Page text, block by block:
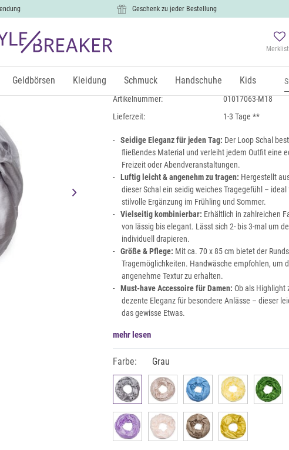
Geschenk zu jeder Bestellung
Geldbörsen Kleidung Schmuck Handschuhe Kids
Seidiger Einfarbiger Loop
9,99 €
inkl. MwSt., zzgl.Versand
Artikelnummer:
01017063-M18
Lieferzeit:
1-3 Tage **
Seidige Eleganz für jeden Tag: Der Loop Schal
fließendes Material und verleiht jedem Outfit eine
Freizeit oder Abendveranstaltungen.
Luftig leicht & angenehm zu tragen: Hergestellt
dieser Schal ein seidig weiches Tragegefühl –
stilvolle Ergänzung im Frühling und Sommer.
Vielseitig kombinierbar: Erhältlich in zahlreichen
von lässig bis elegant. Lässt sich 2- bis 3-mal um
individuell drapieren.
Größe & Pflege: Mit ca. 70 x 85 cm bietet der
Tragemöglichkeiten. Handwäsche empfohlen, um
angenehme Textur zu erhalten.
Must-have Accessoire für Damen: Ob als Highlight
dezente Eleganz für besondere Anlässe – dieser
das gewisse Etwas.
mehr lesen
Farbe: Grau